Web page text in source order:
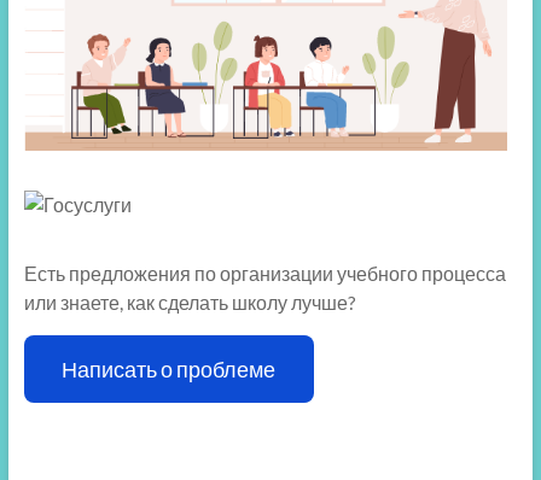
Есть предложения по организации учебного процесса
или знаете, как сделать школу лучше?
Написать о проблеме